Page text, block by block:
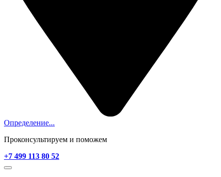
Определение...
Проконсультируем и поможем
+7 499 113 80 52